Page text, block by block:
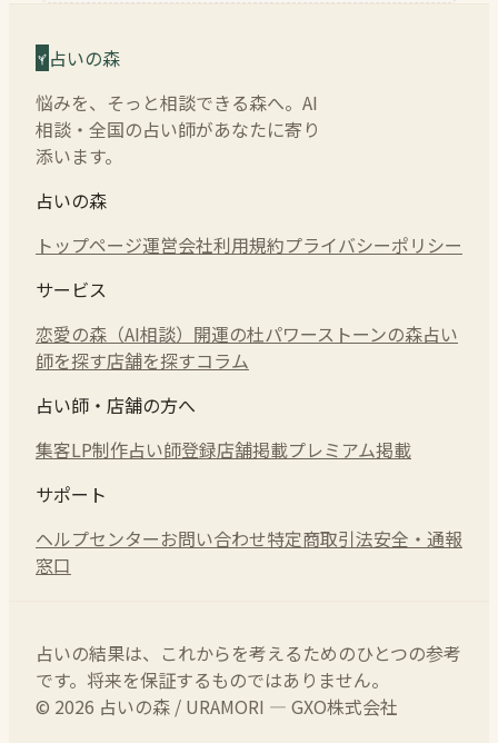
占いの森
悩みを、そっと相談できる森へ。AI
相談・全国の占い師があなたに寄り
添います。
占いの森
トップページ運営会社利用規約プライバシーポリシー
サービス
恋愛の森（AI相談） 開運の杜パワーストーンの森占い
師を探す店舗を探すコラム
占い師・店舗の方へ
集客LP制作占い師登録店舗掲載プレミアム掲載
サポート
ヘルプセンターお問い合わせ特定商取引法安全・通報
窓口
占いの結果は、これからを考えるためのひとつの参考
です。将来を保証するものではありません。
© 2026 占いの森 / URAMORI — GXO株式会社